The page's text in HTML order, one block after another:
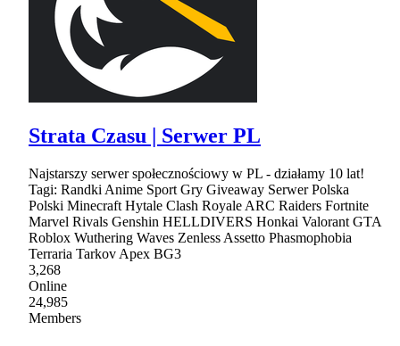
Strata Czasu | Serwer PL
Najstarszy serwer społecznościowy w PL - działamy 10 lat!
Tagi: Randki Anime Sport Gry Giveaway Serwer Polska
Polski Minecraft Hytale Clash Royale ARC Raiders Fortnite
Marvel Rivals Genshin HELLDIVERS Honkai Valorant GTA
Roblox Wuthering Waves Zenless Assetto Phasmophobia
Terraria Tarkov Apex BG3
3,268
Online
24,985
Members